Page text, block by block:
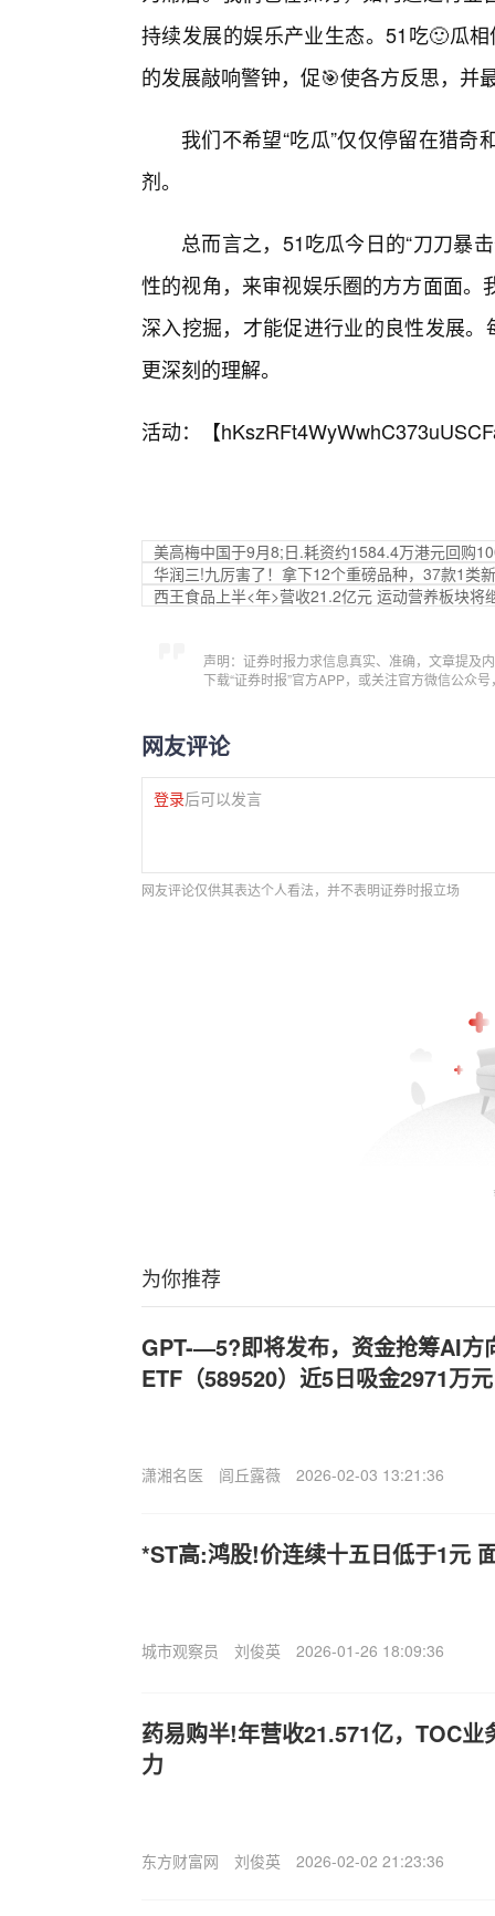
持续发展的娱乐产业生态。51吃🙂瓜
的发展敲响警钟，促🎯使各方反思，并
我们不希望“吃瓜”仅仅停留在猎
剂。
总而言之，51吃瓜今日的“刀刀暴
性的视角，来审视娱乐圈的方方面面
深入挖掘，才能促进行业的良性发展
更深刻的理解。
活动：【
美高梅中国于9月8;日.耗资约1584.4万港元回购
华润三!九厉害了！拿下12个重磅品种，37款1类
西王食品上半<年>营收21.2亿元 运动营养板块将
声明：证券时报力求信息真实、准确，文章提及
下载“证券时报”官方APP，或关注官方微信公众
网友评论
登录后可以发言
网友评论仅供其表达个人看法，并不表明证券时报立场
为你推荐
GPT-—5?即将发布，资金抢筹AI方
ETF（589520）近5日吸金2971万
潇湘名医 闾丘露薇 2026-02-03 13:21:36
*ST高:鸿股!价连续十五日低于1元
城市观察员 刘俊英 2026-01-26 18:09:36
药易购半!年营收21.571亿，TOC业
力
东方财富网 刘俊英 2026-02-02 21:23:36